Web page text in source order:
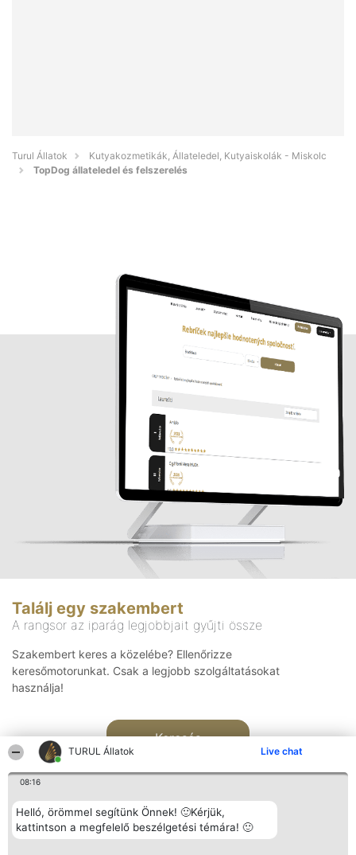
TURUL Állatok Live chat
08:16
Helló, örömmel segítünk Önnek! 🙂Kérjük,
kattintson a megfelelő beszélgetési témára! 🙂
Turul Állatok
Kutyakozmetikák, Állateledel, Kutyaiskolák - Miskolc
TopDog állateledel és felszerelés
Találj egy szakembert
A rangsor az iparág legjobbjait gyűjti össze
Szakembert keres a közelébe? Ellenőrizze
keresőmotorunkat. Csak a legjobb szolgáltatásokat
használja!
Keresés